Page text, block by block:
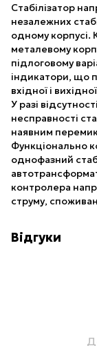
Стабілізатор
незалежних
одному корпусі.
металевому
підлоговому
індикатори, що
вхідної і
У разі
несправності
наявним
Функціонально
однофазний
контролера
струму,
Відгуки